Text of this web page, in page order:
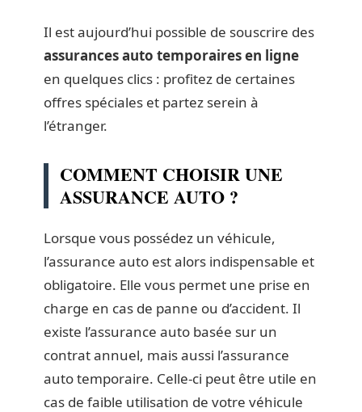
Il est aujourd’hui possible de souscrire des
assurances auto temporaires en ligne
en quelques clics : profitez de certaines
offres spéciales et partez serein à
l’étranger.
COMMENT CHOISIR UNE
ASSURANCE AUTO ?
Lorsque vous possédez un véhicule,
l’assurance auto est alors indispensable et
obligatoire. Elle vous permet une prise en
charge en cas de panne ou d’accident. Il
existe l’assurance auto basée sur un
contrat annuel, mais aussi l’assurance
auto temporaire. Celle-ci peut être utile en
cas de faible utilisation de votre véhicule